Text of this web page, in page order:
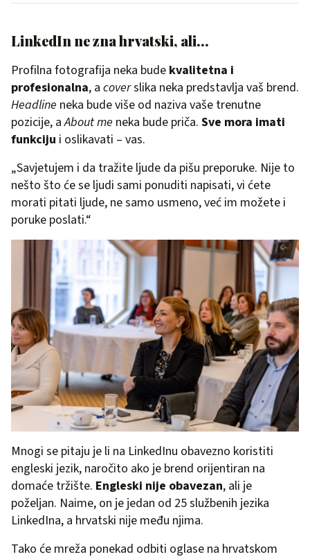
LinkedIn ne zna hrvatski, ali…
Profilna fotografija neka bude kvalitetna i
profesionalna, a coverslika neka predstavlja vaš brend.
Headline neka bude više od naziva vaše trenutne
pozicije, aAbout me neka bude priča. Sve mora imati
funkciju i oslikavati – vas.
„Savjetujem i da tražite ljude da pišu preporuke. Nije to
nešto što će se ljudi sami ponuditi napisati, vi ćete
morati pitati ljude, ne samo usmeno, već im možete i
poruke poslati.“
Mnogi se pitaju je li na LinkedInu obavezno koristiti
engleski jezik, naročito ako je brend orijentiran na
domaće tržište. Engleski nije obavezan, ali je
poželjan. Naime, on je jedan od 25 službenih jezika
LinkedIna, a hrvatski nije među njima.
Tako će mreža ponekad odbiti oglase na hrvatskom